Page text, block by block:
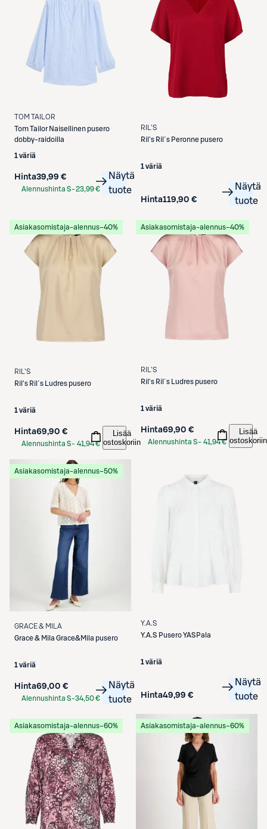
TOM TAILOR
Tom Tailor Naisellinen pusero
dobby-raidoilla
1 väriä
Hinta39,99 €
Alennushinta S-23,99 €
Näytä
tuote
RIL'S
Ril's Ril´s Peronne pusero
1 väriä
Hinta119,90 €
Näytä
tuote
Asiakasomistaja-alennus−40%
RIL'S
Ril's Ril´s Ludres pusero
1 väriä
Hinta69,90 €
Alennushinta S- 41,94 €
Lisää
ostoskoriin
Asiakasomistaja-alennus−40%
RIL'S
Ril's Ril´s Ludres pusero
1 väriä
Hinta69,90 €
Alennushinta S- 41,94 €
Lisää
ostoskoriin
Asiakasomistaja-alennus−50%
GRACE & MILA
Grace & Mila Grace&Mila pusero
1 väriä
Hinta69,00 €
Alennushinta S-34,50 €
Näytä
tuote
Y.A.S
Y.A.S Pusero YASPala
1 väriä
Hinta49,99 €
Näytä
tuote
Asiakasomistaja-alennus−60% Asiakasomistaja-alennus−60%